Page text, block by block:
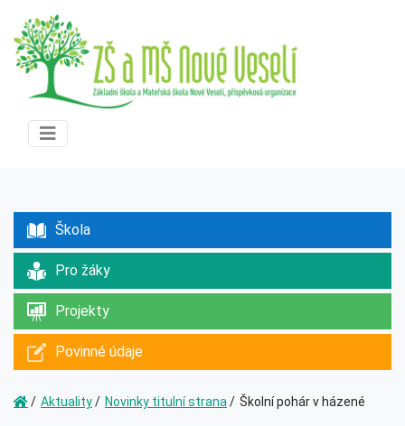
Škola
Pro žáky
Projekty
Povinné údaje
Aktuality Novinky titulní strana Školní pohár v házené